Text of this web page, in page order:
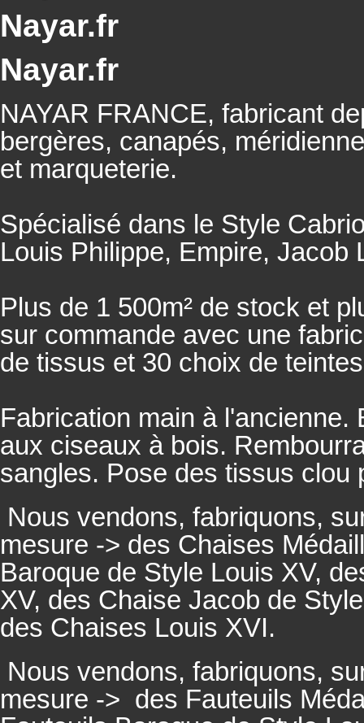
Nayar.fr
Nayar.fr
NAYAR FRANCE, fabricant
bergères, canapés,
et marqueterie.
Spécialisé dans le Style
Louis Philippe, Empire, Jacob
Plus de 1 500m² de stock et
sur commande avec une
de tissus et 30 choix de
Fabrication main à
aux ciseaux à bois.
sangles. Pose des tissus clou
Nous vendons, fabriquons,
mesure -> des Chaises
Baroque de Style Louis XV,
XV, des Chaise Jacob de
des Chaises Louis XVI.
Nous vendons, fabriquons,
mesure -> des Fauteuils